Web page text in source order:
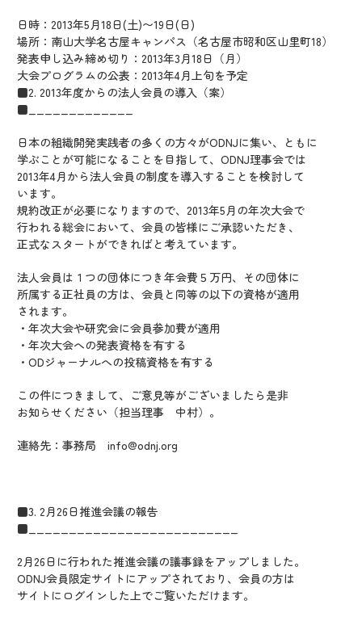
日時：2013年5月18日(土)〜19日(日)
場所：南山大学名古屋キャンパス（名古屋市昭和区山里町18）
発表申し込み締め切り：2013年3月18日（月）
大会プログラムの公表：2013年4月上旬を予定
■2. 2013年度からの法人会員の導入（案）
■_____________
日本の組織開発実践者の多くの方々がODNJに集い、ともに
学ぶことが可能になることを目指して、ODNJ理事会では
2013年4月から法人会員の制度を導入することを検討して
います。
規約改正が必要になりますので、2013年5月の年次大会で
行われる総会において、会員の皆様にご承認いただき、
正式なスタートができればと考えています。
法人会員は１つの団体につき年会費５万円、その団体に
所属する正社員の方は、会員と同等の以下の資格が適用
されます。
・年次大会や研究会に会員参加費が適用
・年次大会への発表資格を有する
・ODジャーナルへの投稿資格を有する
この件につきまして、ご意見等がございましたら是非
お知らせください（担当理事 中村）。
連絡先：事務局 info@odnj.org
■3. 2月26日推進会議の報告
■__________________________
2月26日に行われた推進会議の議事録をアップしました。
ODNJ会員限定サイトにアップされており、会員の方は
サイトにログインした上でご覧いただけます。